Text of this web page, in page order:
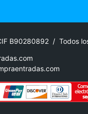
B90280892 / Todos